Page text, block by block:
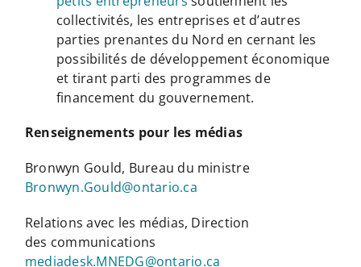
collectivités, les entreprises et d’autres
parties prenantes du Nord en cernant les
possibilités de développement économique
et tirant parti des programmes de
financement du gouvernement.
Renseignements pour les médias
Bronwyn Gould, Bureau du ministre
Bronwyn.Gould@ontario.ca
Relations avec les médias, Direction
des communications
mediadesk.MNEDG@ontario.ca